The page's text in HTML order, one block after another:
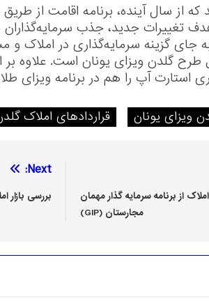
که از سال آینده، برنامه اقامت از
تغییرات جدید، جذب
جای گزینه سرمایه‌گذاری در املاک
طرح گلدن ویزای یونان است. علاوه بر
استارت آپ را هم در برنامه ویزای
ویزای یونان قراردادهای املاک
از برنامه سرمایه گذار مهمان
مجارستان (GIP)
Next:
بررسی بازار